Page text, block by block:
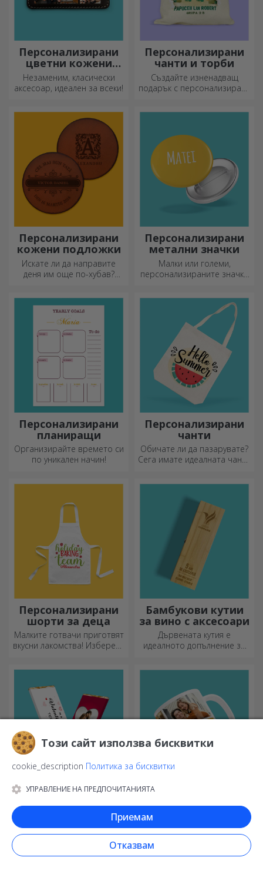
Персонализирани
цветни кожени
портфейли
Незаменим, класически
аксесоар, идеален за всеки!
Персонализирани
чанти и торби
Създайте изненадващ
подарък с персонализирана
Персонализирани
кожени подложки
Искате ли да направите
деня им още по-хубав?
чаши, които лесно могат да
бъдат персонализирани.
Персонализирани
метални значки
Малки или големи,
персонализираните значки
персонализирани. Предмет,
който носи късмет, усмивки
и добро настроение!
Персонализирани
планиращи
Организирайте времето си
по уникален начин!
Персонализирани
чанти
Обичате ли да пазарувате?
Сега имате идеалната чанта
Персонализирани
шорти за деца
Малките готвачи приготвят
вкусни лакомства! Изберете
кухнята!
Бамбукови кутии
за вино с аксесоари
Дървената кутия е
идеалното допълнение за
Персонализирани
мини шоколадови
Най-сладките подаръци за
вашите близки!
Персонализирани
чаши
Насладете се на напитката
си с най-оригиналните
персонализирани чаши.
Този сайт използва бисквитки
cookie_description Политика за бисквитки
УПРАВЛЕНИЕ НА ПРЕДПОЧИТАНИЯТА
Приемам
Отказвам